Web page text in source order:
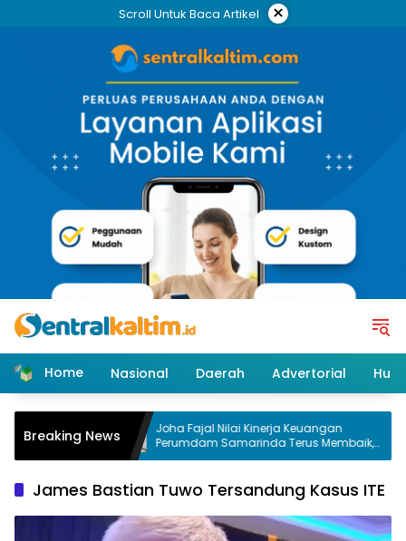
Scroll Untuk Baca Artikel ×
Home Nasional Daerah Advertorial
Breaking NewsJoha Fajal Nilai Kinerja Keuangan
Perumdam Samarinda Terus Membaik,
Ketergantungan pada Subsidi Berkurang
James Bastian Tuwo Tersandung Kasus ITE